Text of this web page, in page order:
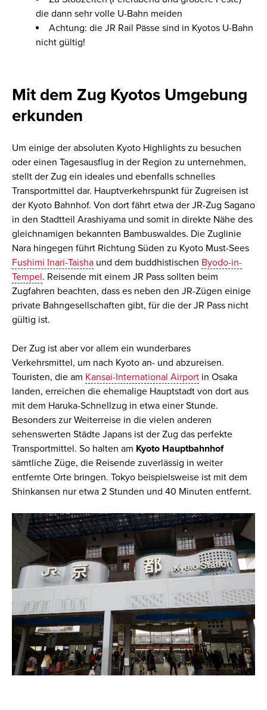
die dann sehr volle U-Bahn meiden
Achtung: die JR Rail Pässe sind in Kyotos U-Bahn
nicht gültig!
Mit dem Zug Kyotos Umgebung
erkunden
Um einige der absoluten Kyoto Highlights zu besuchen
oder einen Tagesausflug in der Region zu unternehmen,
stellt der Zug ein ideales und ebenfalls schnelles
Transportmittel dar. Hauptverkehrspunkt für Zugreisen ist
der Kyoto Bahnhof. Von dort fährt etwa der JR-Zug Sagano
in den Stadtteil Arashiyama und somit in direkte Nähe des
gleichnamigen bekannten Bambuswaldes. Die Zuglinie
Nara hingegen führt Richtung Süden zu Kyoto Must-Sees
Fushimi Inari-Taishaund dem buddhistischen Byodo-in-
Tempel. Reisende mit einem JR Pass sollten beim
Zugfahren beachten, dass es neben den JR-Zügen einige
private Bahngesellschaften gibt, für die der JR Pass nicht
gültig ist.
Der Zug ist aber vor allem ein wunderbares
Verkehrsmittel, um nach Kyoto an- und abzureisen.
Touristen, die am Kansai-International Airportin Osaka
landen, erreichen die ehemalige Hauptstadt von dort aus
mit dem Haruka-Schnellzug in etwa einer Stunde.
Besonders zur Weiterreise in die vielen anderen
sehenswerten Städte Japans ist der Zug das perfekte
Transportmittel. So halten am Kyoto Hauptbahnhof
sämtliche Züge, die Reisende zuverlässig in weiter
entfernte Orte bringen. Tokyo beispielsweise ist mit dem
Shinkansen nur etwa 2 Stunden und 40 Minuten entfernt.